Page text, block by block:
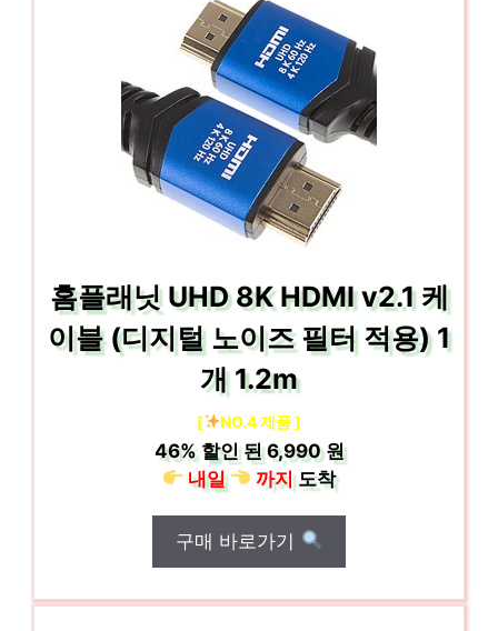
홈플래닛 UHD 8K HDMI v2.1 케
이블 (디지털 노이즈 필터 적용) 1
개 1.2m
[ NO.4 제품 ]
46%할인 된6,990 원
내일
까지도착
구매 바로가기